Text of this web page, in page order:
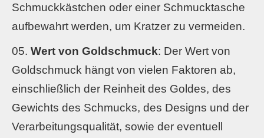
Schmuckkästchen oder einer Schmucktasche
aufbewahrt werden, um Kratzer zu vermeiden.
Wert von Goldschmuck: Der Wert von
Goldschmuck hängt von vielen Faktoren ab,
einschließlich der Reinheit des Goldes, des
Gewichts des Schmucks, des Designs und der
Verarbeitungsqualität, sowie der eventuell